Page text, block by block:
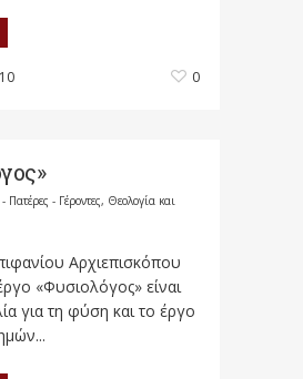
0
Πατέρες - Γέροντες, Θεολογία και
Αρχιεπισκόπου
«Φυσιολόγος» είναι
για τη φύση και το έργο